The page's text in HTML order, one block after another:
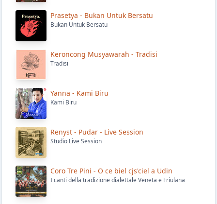
Prasetya - Bukan Untuk Bersatu
Bukan Untuk Bersatu
Keroncong Musyawarah - Tradisi
Tradisi
Yanna - Kami Biru
Kami Biru
Renyst - Pudar - Live Session
Studio Live Session
Coro Tre Pini - O ce biel cjs'ciel a Udin
I canti della tradizione dialettale Veneta e Friulana